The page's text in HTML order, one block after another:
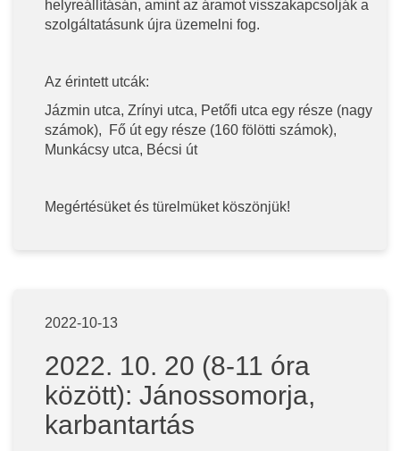
helyreállításán, amint az áramot visszakapcsolják a
szolgáltatásunk újra üzemelni fog.
Az érintett utcák:
Jázmin utca, Zrínyi utca, Petőfi utca egy része (nagy
számok), Fő út egy része (160 fölötti számok),
Munkácsy utca, Bécsi út
Megértésüket és türelmüket köszönjük!
2022-10-13
2022. 10. 20 (8-11 óra
között): Jánossomorja,
karbantartás